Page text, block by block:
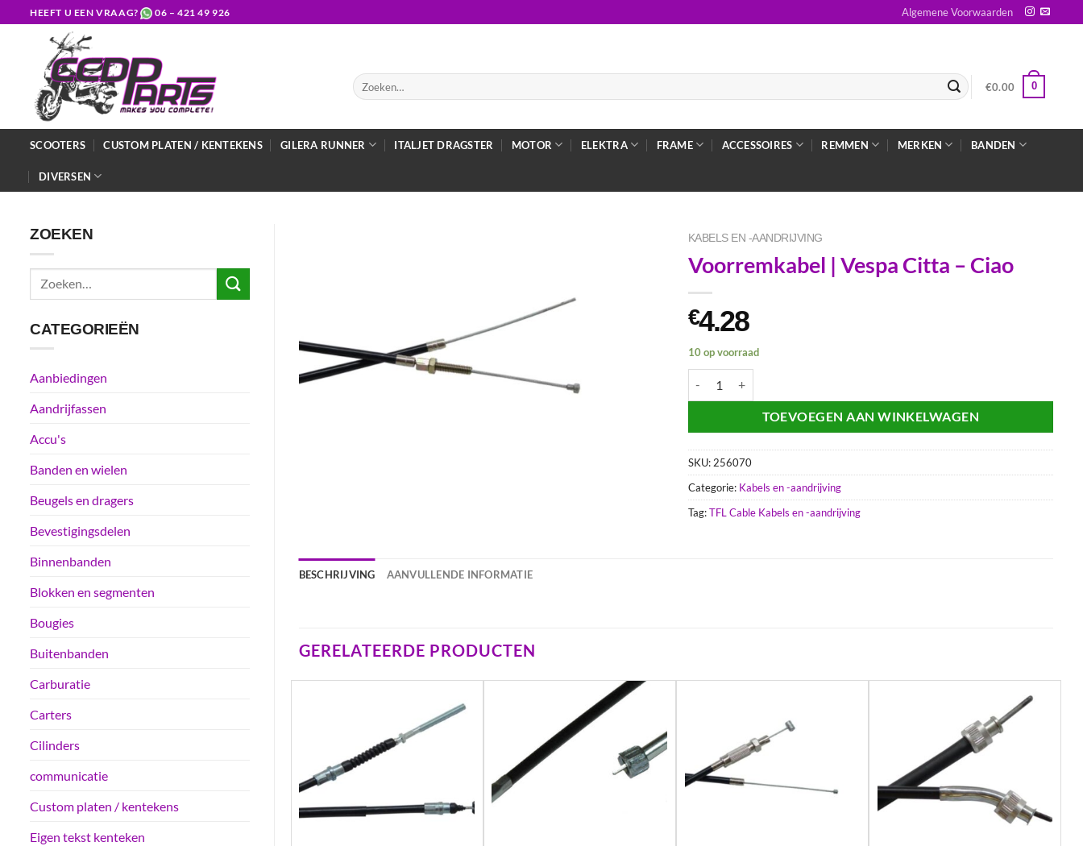
naar
HEEFT U EEN VRAAG? 06 – 421 49 926 Algemene Voorwaarden
Zoeken
naar:
€0.00 0
SCOOTERS CUSTOM PLATEN / KENTEKENS GILERA RUNNER ITALJET DRAGSTER MOTOR ELEKTRA FRAME ACCESSOIRES REMMEN MERKEN BANDEN
DIVERSEN
ZOEKEN
Zoeken
CATEGORIEËN
Aanbiedingen
Aandrijfassen
Accu's
Banden en wielen
Beugels en dragers
Bevestigingsdelen
Binnenbanden
Blokken en segmenten
Bougies
Buitenbanden
Carburatie
Carters
Cilinders
communicatie
Custom platen / kentekens
Eigen tekst kenteken
KABELS EN -AANDRIJVING
Voorremkabel | Vespa Citta – Ciao
€4.28
10 op voorraad
TOEVOEGEN AAN WINKELWAGEN
SKU: 256070
Categorie: Kabels en -aandrijving
Tag:TFL Cable Kabels en -aandrijving
BESCHRIJVING AANVULLENDE INFORMATIE
GERELATEERDE PRODUCTEN